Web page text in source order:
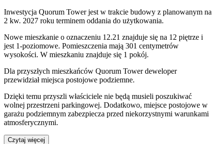
Inwestycja Quorum Tower jest w trakcie budowy z planowanym na
2 kw. 2027 roku terminem oddania do użytkowania.
Nowe mieszkanie o oznaczeniu 12.21 znajduje się na 12 piętrze i
jest 1-poziomowe. Pomieszczenia mają 301 centymetrów
wysokości. W mieszkaniu znajduje się 1 pokój.
Dla przyszłych mieszkańców Quorum Towerdeweloper
przewidziałmiejsca postojowe podziemne.
Dzięki temu przyszli właściciele nie będą musieli poszukiwać
wolnej przestrzeni parkingowej. Dodatkowo, miejsce postojowe w
garażu podziemnym zabezpiecza przed niekorzystnymi warunkami
atmosferycznymi.
Czytaj więcej